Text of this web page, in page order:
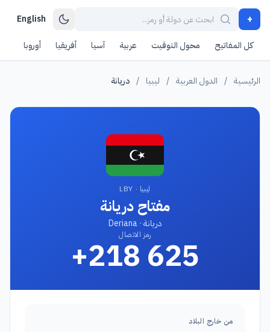
+
English
كل المفاتيح محول التوقيت عربية آسيا أفريقيا أوروبا
الرئيسية / الدول العربية / ليبيا / دريانة
ليبيا · LBY
مفتاح دريانة
دريانة · Deriana
رمز الاتصال
+218 625
من خارج البلاد